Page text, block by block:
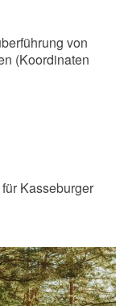
von
(Koordinaten
Kasseburger